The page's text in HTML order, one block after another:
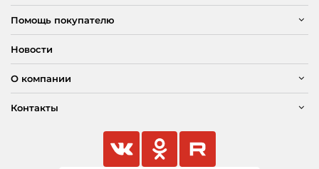
Помощь покупателю
Новости
О компании
Контакты